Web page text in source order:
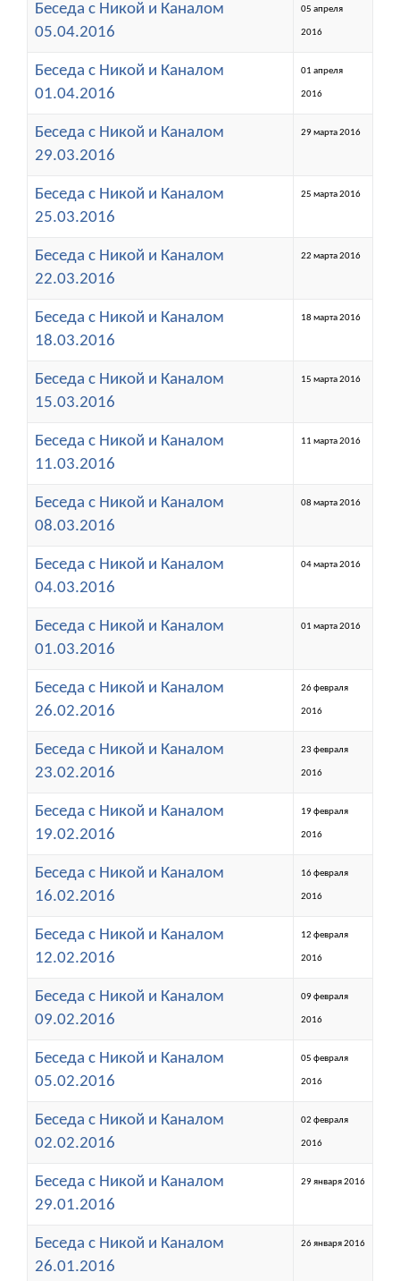
Беседа с Никой и Каналом
05.04.2016
05 апреля
2016
Беседа с Никой и Каналом
01.04.2016
01 апреля
2016
Беседа с Никой и Каналом
29.03.2016
29 марта 2016
Беседа с Никой и Каналом
25.03.2016
25 марта 2016
Беседа с Никой и Каналом
22.03.2016
22 марта 2016
Беседа с Никой и Каналом
18.03.2016
18 марта 2016
Беседа с Никой и Каналом
15.03.2016
15 марта 2016
Беседа с Никой и Каналом
11.03.2016
11 марта 2016
Беседа с Никой и Каналом
08.03.2016
08 марта 2016
Беседа с Никой и Каналом
04.03.2016
04 марта 2016
Беседа с Никой и Каналом
01.03.2016
01 марта 2016
Беседа с Никой и Каналом
26.02.2016
26 февраля
2016
Беседа с Никой и Каналом
23.02.2016
23 февраля
2016
Беседа с Никой и Каналом
19.02.2016
19 февраля
2016
Беседа с Никой и Каналом
16.02.2016
16 февраля
2016
Беседа с Никой и Каналом
12.02.2016
12 февраля
2016
Беседа с Никой и Каналом
09.02.2016
09 февраля
2016
Беседа с Никой и Каналом
05.02.2016
05 февраля
2016
Беседа с Никой и Каналом
02.02.2016
02 февраля
2016
Беседа с Никой и Каналом
29.01.2016
29 января 2016
Беседа с Никой и Каналом
26.01.2016
26 января 2016